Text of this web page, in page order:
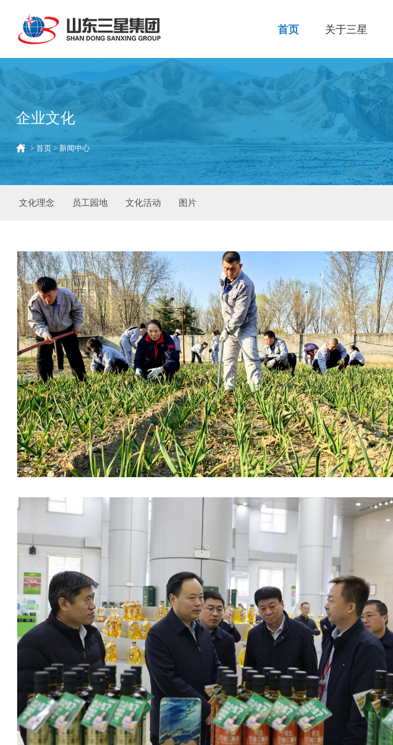
首页 关于三星
企业文化
> 首页> 新闻中心
文化理念 员工园地 文化活动 图片